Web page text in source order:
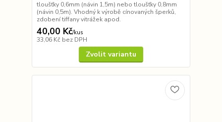
tloušťky 0,6mm (návin 1,5m) nebo tloušťky 0,8mm
(návin 0,5m). Vhodný k výrobě cínovaných šperků,
zdobení tiffany vitrážek apod.
40,00 Kč/kus
33,06 Kč bez DPH
Zvolit variantu